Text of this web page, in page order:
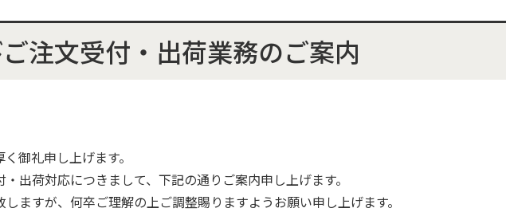
注文受付・出荷業務のご案内
御礼申し上げます。
出荷対応につきまして、下記の通りご案内申し上げます。
ますが、何卒ご理解の上ご調整賜りますようお願い申し上げます。